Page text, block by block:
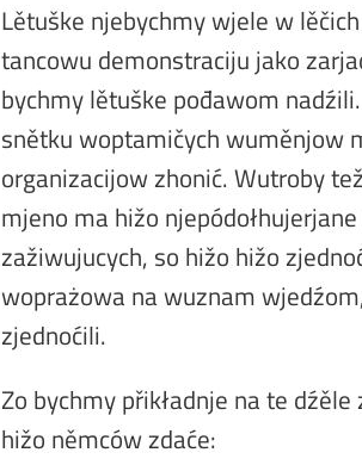
Lětuške njebychmy wjele w
tancowu demonstraciju jako
bychmy lětuške pođawom
snětku woptamičych wuměnjow
organizacijow zhonić. Wutroby
mjeno ma hižo
zažiwujucych, so hižo hižo
woprażowa na wuznam
zjednoćili.
Zo bychmy přikładnje na te
hižo němców zdaće: